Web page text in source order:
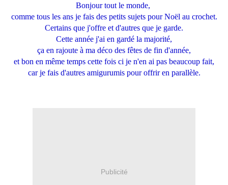
Bonjour tout le monde,
comme tous les ans je fais des petits sujets pour Noël au crochet.
Certains que j'offre et d'autres que je garde.
Cette année j'ai en gardé la majorité,
ça en rajoute à ma déco des fêtes de fin d'année,
et bon en même temps cette fois ci je n'en ai pas beaucoup fait,
car je fais d'autres amigurumis pour offrir en parallèle.
Publicité